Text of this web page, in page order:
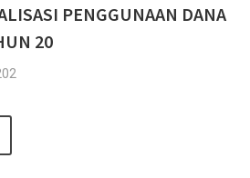
PENGGUNAAN DANA
20